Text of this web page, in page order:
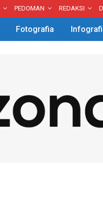
PEDOMAN REDAKSI
Fotografia